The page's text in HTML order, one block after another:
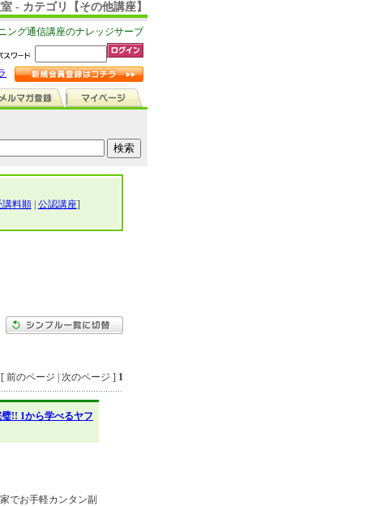
- カテゴリ【その他講座】
ング通信講座のナレッジサーブ
講料順| 公認講座]
のページ | 次のページ ] 1
!! 1から学べるヤフ
でお手軽カンタン副